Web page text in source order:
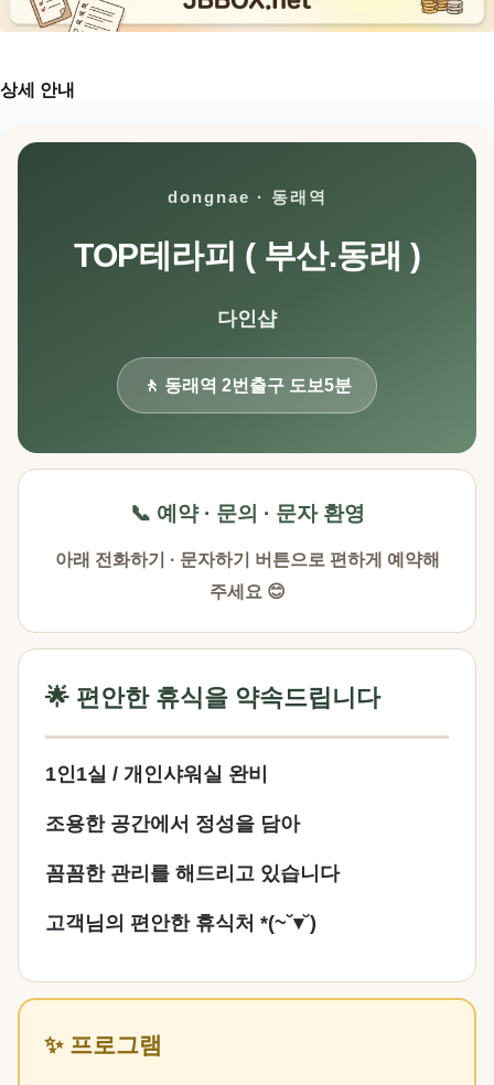
상세 안내
dongnae · 동래역
TOP테라피 ( 부산.동래 )
다인샵
🚶 동래역 2번출구 도보5분
📞 예약 · 문의 · 문자 환영
아래 전화하기 · 문자하기 버튼으로 편하게 예약해
주세요 😊
🌟 편안한 휴식을 약속드립니다
1인1실 / 개인샤워실 완비
조용한 공간에서 정성을 담아
꼼꼼한 관리를 해드리고 있습니다
고객님의 편안한 휴식처 *(~˘▾˘)
✨ 프로그램